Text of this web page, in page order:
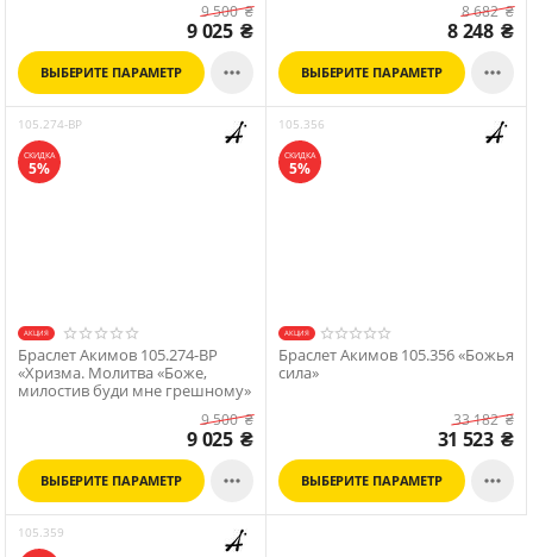
9 500₴
9 025 ₴
ВЫБЕРИТЕ ПАРАМЕТР 
8 682₴
8 248 ₴
ВЫБЕРИТЕ ПАРАМЕТР 
105.274-BP
СКИДКА
5%
АКЦИЯ
Браслет Акимов 105.274-BP
«Хризма. Молитва «Боже,
милостив буди мне грешному»
9 500₴
9 025 ₴
ВЫБЕРИТЕ ПАРАМЕТР 
105.356
СКИДКА
5%
АКЦИЯ
Браслет Акимов 105.356 «Божья
сила»
33 182₴
31 523 ₴
ВЫБЕРИТЕ ПАРАМЕТР 
105.359